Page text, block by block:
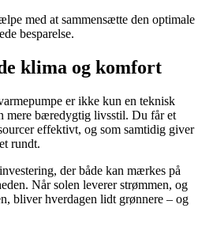
med at sammensætte den optimale
besparelse.
klima og komfort
er ikke kun en teknisk
mere bæredygtig livsstil. Du får et
effektivt, og som samtidig giver
rundt.
der både kan mærkes på
Når solen leverer strømmen, og
bliver hverdagen lidt grønnere – og